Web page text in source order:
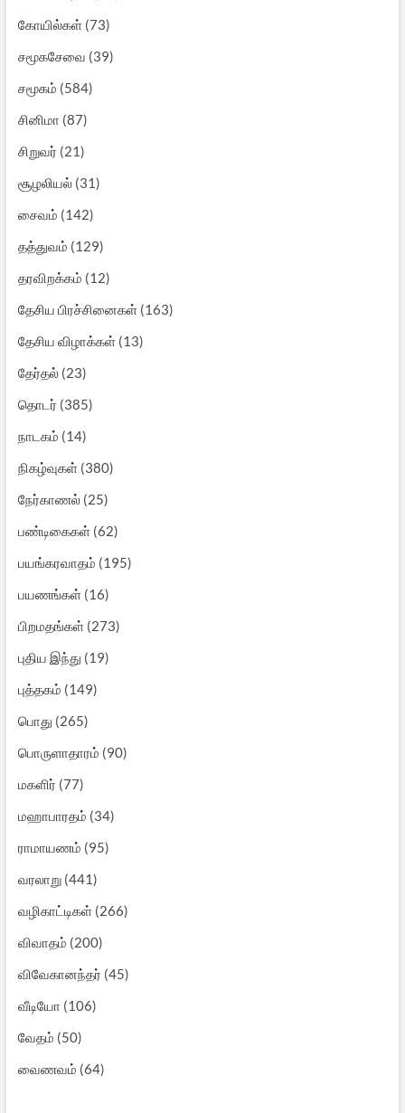
கோயில்கள்(73)
சமூகசேவை (39)
சமூகம் (584)
சினிமா (87)
சிறுவர் (21)
சூழலியல்(31)
சைவம் (142)
தத்துவம் (129)
தரவிறக்கம் (12)
தேசிய பிரச்சினைகள்(163)
தேசிய விழாக்கள்(13)
தேர்தல்(23)
தொடர் (385)
நாடகம் (14)
நிகழ்வுகள்(380)
நேர்காணல்(25)
பண்டிகைகள்(62)
பயங்கரவாதம் (195)
பயணங்கள்(16)
பிறமதங்கள்(273)
புதிய இந்து (19)
புத்தகம் (149)
பொது (265)
பொருளாதாரம் (90)
மகளிர் (77)
மஹாபாரதம் (34)
ராமாயணம் (95)
வரலாறு(441)
வழிகாட்டிகள்(266)
விவாதம் (200)
விவேகானந்தர் (45)
வீடியோ (106)
வேதம் (50)
வைணவம் (64)